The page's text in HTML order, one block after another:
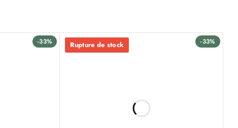
-33% -33%
Rupture de stock